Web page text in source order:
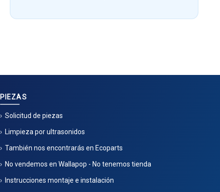
PIEZAS
Solicitud de piezas
Limpieza por ultrasonidos
También nos encontrarás en Ecoparts
No vendemos en Wallapop - No tenemos tienda
Instrucciones montaje e instalación